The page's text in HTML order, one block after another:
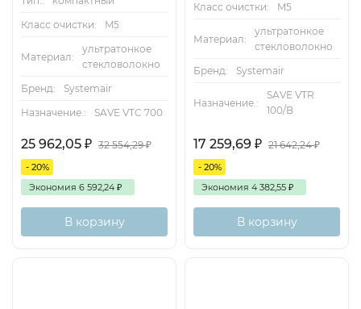
Класс очистки:
M5
Материал:
ультратонкое
стекловолокно
Бренд:
Systemair
Назначение.:
SAVE VTC 700
25 962,05 ₽ 32 554,29₽
- 20%
Экономия 6 592,24 ₽
В корзину
Класс очистки: M5
Материал:
ультратонкое
стекловолокно
Бренд:
Systemair
Назначение.:
SAVE VTR
100/B
17 259,69 ₽ 21 642,24₽
- 20%
Экономия 4 382,55 ₽
В корзину